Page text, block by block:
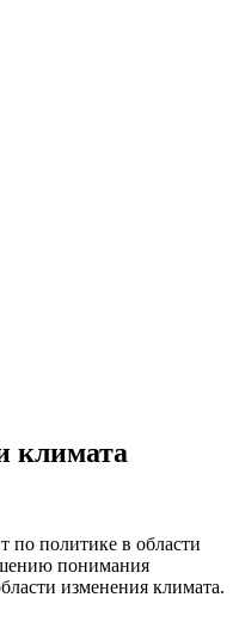
климата
политике в области
понимания
изменения климата.